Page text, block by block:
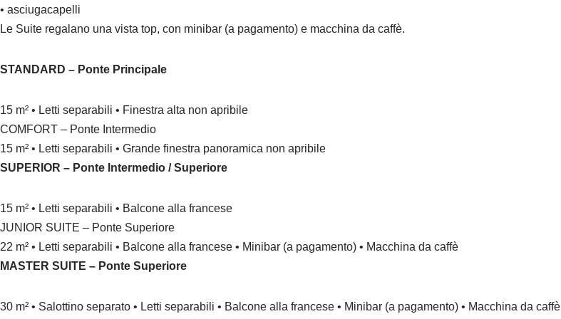
• asciugacapelli
Le Suite regalano una vista top, con minibar (a pagamento) e macchina da caffè.
STANDARD – Ponte Principale
15 m² • Letti separabili • Finestra alta non apribile
COMFORT – Ponte Intermedio
15 m² • Letti separabili • Grande finestra panoramica non apribile
SUPERIOR – Ponte Intermedio / Superiore
15 m² • Letti separabili • Balcone alla francese
JUNIOR SUITE – Ponte Superiore
22 m² • Letti separabili • Balcone alla francese • Minibar (a pagamento) • Macchina da caffè
MASTER SUITE – Ponte Superiore
30 m² • Salottino separato • Letti separabili • Balcone alla francese • Minibar (a pagamento) • Macchina da caffè